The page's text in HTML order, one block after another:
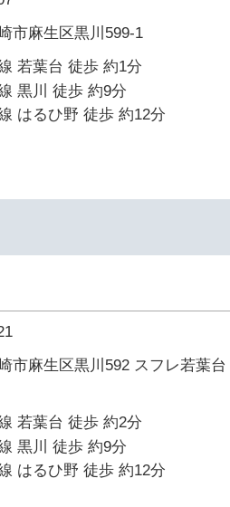
市麻生区黒川599-1
若葉台 徒歩 約1分
黒川 徒歩 約9分
はるひ野 徒歩 約12分
市麻生区黒川592 スフレ若葉台
若葉台 徒歩 約2分
黒川 徒歩 約9分
はるひ野 徒歩 約12分